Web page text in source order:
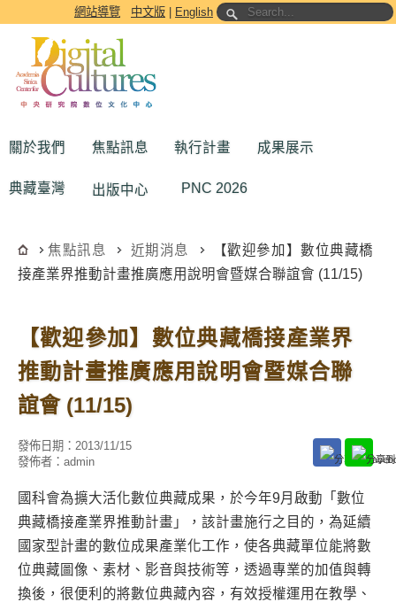
跳到主要內容區塊網站導覽 中文版 English
關於我們 焦點訊息 執行計畫 成果展示
典藏臺灣 出版中心 PNC 2026
焦點訊息 近期消息
【歡迎參加】數位典藏橋
接產業界推動計畫推廣應用說明會暨媒合聯誼會 (11/15)
【歡迎參加】數位典藏橋接產業界
推動計畫推廣應用說明會暨媒合聯
誼會 (11/15)
發佈日期： 2013/11/15
發佈者： admin
國科會為擴大活化數位典藏成果，於今年9月啟動「數位
典藏橋接產業界推動計畫」，該計畫施行之目的，為延續
國家型計畫的數位成果產業化工作，使各典藏單位能將數
位典藏圖像、素材、影音與技術等，透過專業的加值與轉
換後，很便利的將數位典藏內容，有效授權運用在教學、